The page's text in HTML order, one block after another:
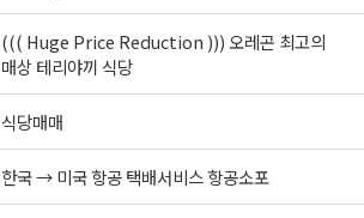
((( Huge Price Reduction ))) 오레곤 최고의
매상 테리야끼 식당
식당매매
한국 → 미국 항공 택배서비스 항공소포
오레곤K 뉴스레터 구독하기!